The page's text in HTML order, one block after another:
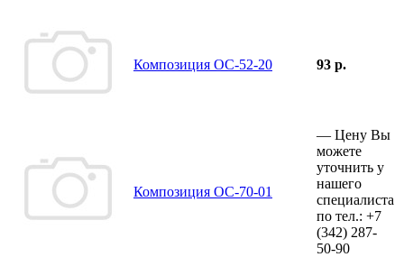
Композиция ОС-52-20 93 р.
Композиция ОС-70-01
— Цену Вы
можете
уточнить у
нашего
специалиста
по тел.: +7
(342) 287-
50-90